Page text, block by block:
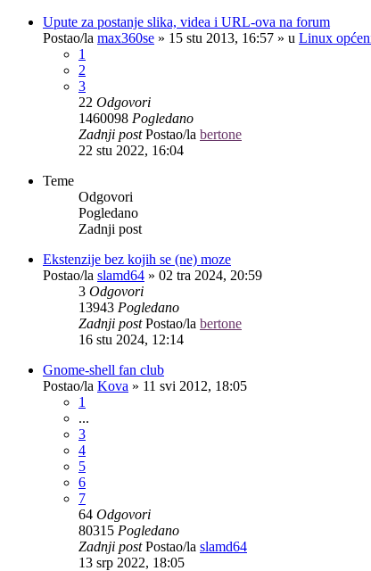
Upute za postanje slika, videa i URL-ova na forum
Postao/la max360se » 15 stu 2013, 16:57 » u Linux
1
2
3
22 Odgovori
1460098 Pogledano
Zadnji postPostao/la bertone
22 stu 2022, 16:04
Teme
Odgovori
Pogledano
Zadnji post
Ekstenzije bez kojih se (ne) moze
Postao/la slamd64 » 02 tra 2024, 20:59
3 Odgovori
13943 Pogledano
Zadnji postPostao/la bertone
16 stu 2024, 12:14
Gnome-shell fan club
Postao/la Kova » 11 svi 2012, 18:05
1
...
3
4
5
6
7
64 Odgovori
80315 Pogledano
Zadnji postPostao/la slamd64
13 srp 2022, 18:05